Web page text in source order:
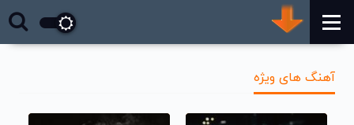
آهنگ های ویژه